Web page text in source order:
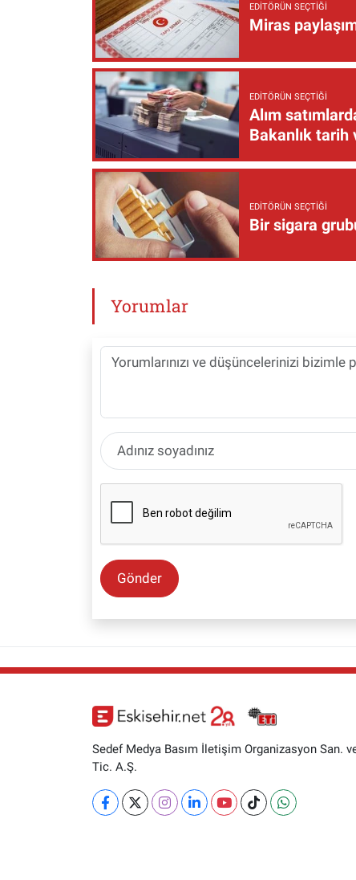
EDITÖRÜN SEÇTIĞI
Miras
EDITÖRÜN SEÇTIĞI
Alım
Bakanlık tarih
EDITÖRÜN SEÇTIĞI
Bir sigara
Yorumlar
Gönder
Sedef Medya Basım İletişim Organizasyon San.
Tic. A.Ş.